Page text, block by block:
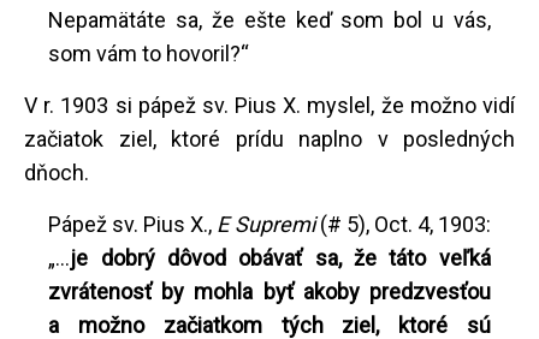
Nepamätáte sa, že ešte keď som bol u vás,
som vám to hovoril?“
V r. 1903 si pápež sv. Pius X. myslel, že možno vidí
začiatok ziel, ktoré prídu naplno v posledných
dňoch.
Pápež sv. Pius X., E Supremi(# 5), Oct. 4, 1903:
„...je dobrý dôvod obávať sa, že táto veľká
zvrátenosť by mohla byť akoby predzvesťou
a možno začiatkom tých ziel, ktoré sú